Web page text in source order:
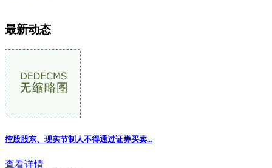
最新动态
控股股东、现实节制人不得通过证券买卖...
查看详情